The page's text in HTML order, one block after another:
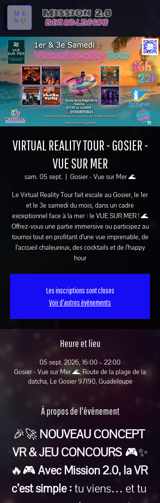
ME
NU
VIRTUAL REALITY TOUR - GOSIER -
VUE SUR MER
sam. 05 sept.
  |
Gosier - Vue sur Mer 🌊
Le Virtual Reality Tour fait escale au Gosier, le 1er
et le 3e samedi du mois, dans un cadre
exceptionnel face à la mer : le VUE SUR MER ! 🌊
Offrez-vous une partie immersive ou participez au
tournoi tout en profitant d’une vue imprenable, de
l’accueil chaleureux, des cocktails et de l’happy
hour
Les inscriptions sont closes
Voir d'autres événements
Heure et lieu
05 sept. 2026, 16:00 – 22:00
Gosier - Vue sur Mer 🌊, Route de la plage de la
datcha, Le Gosier 97190, Guadeloupe
À propos de l'événement
🎉🚀 NOUVEAU CONCEPT
VR & JEU CONCOURS 🎮✨
🔥🎮 Avec Mission 2.0, la VR
c’est simple : tu viens… et tu